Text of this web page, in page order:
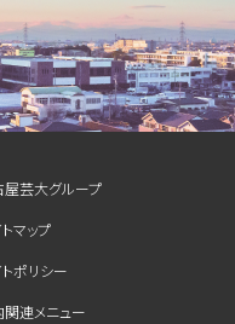
屋芸大グループ
マップ
ポリシー
関連メニュー